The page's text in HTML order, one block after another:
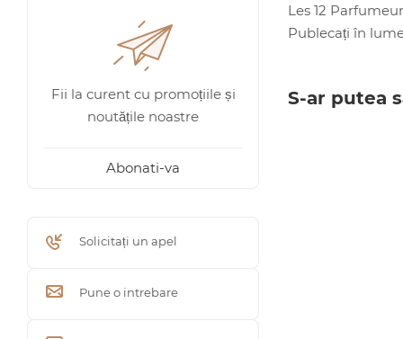
Les 12
Publecați în
S-ar putea
Fii la curent cu promoțiile și
noutățile noastre
Abonati-va
Solicitați un apel
Pune o intrebare